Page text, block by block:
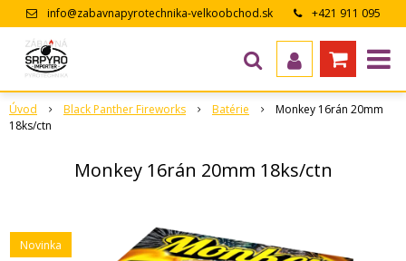
info@zabavnapyrotechnika-velkoobchod.sk
+421 911 095
Úvod Black Panther Fireworks Batérie
Monkey 16rán 20mm
18ks/ctn
Monkey 16rán 20mm 18ks/ctn
Novinka